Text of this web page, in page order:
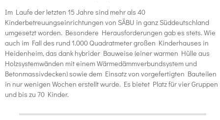
Im Laufe der letzten 15 Jahre sind mehr als 40
Kinderbetreuungseinrichtungen von SÄBU in ganz Süddeutschland
umgesetzt worden. Besondere Herausforderungen gab es stets. Wie
auch im Fall des rund 1.000 Quadratmeter großen Kinderhauses in
Heidenheim, das dank hybrider Bauweise (einer warmen Hülle aus
Holzsystemwänden mit einem Wärmedämmverbundsystem und
Betonmassivdecken) sowie dem Einsatz von vorgefertigten Bauteilen
in nur wenigen Wochen erstellt wurde. Es bietet Platz für vier Gruppen
und bis zu 70 Kinder.